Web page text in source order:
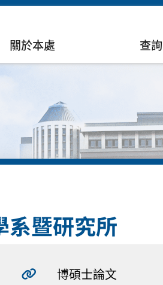
關於本處 查詢
系暨研究所
博碩士論文